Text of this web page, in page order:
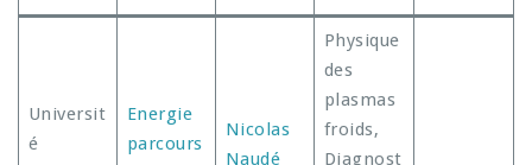
Universit
é
Energie
parcours
Nicolas
Naudé
Physique
des
plasmas
froids,
Diagnost